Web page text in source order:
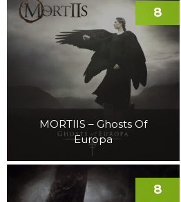
MORTIIS – Ghosts Of
Europa
8
8